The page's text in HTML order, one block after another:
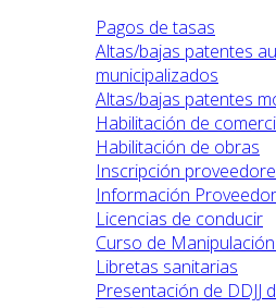
Pagos de tasas
Altas/bajas patentes
municipalizados
Altas/bajas patentes
Habilitación de
Habilitación de obras
Inscripción
Información
Licencias de conducir
Curso de
Libretas sanitarias
Presentación de DDJJ